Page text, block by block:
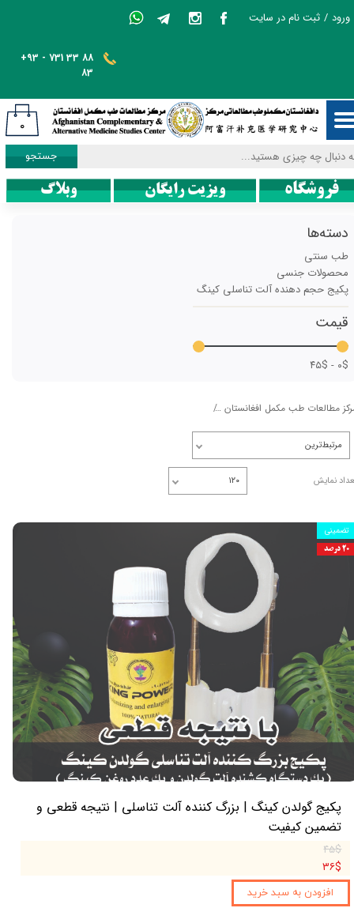
+93 - 731 33 88
83
ورود / ثبت نام در سایت
سفارشات
خروج از حساب کاربری
۰
جستجو
فروشگاه وبلاگ ویزیت رایگان
مطالعات طب مکمل افغانستان
مرتبط‌ترین
نمایش ۱۲۰
پکیج گولدن کینگ | بزرگ کننده آلت تناسلی | نتیجه قطعی و
تضمین کیفیت
۴۵$
۳۶$
افزودن به سبد خرید
تضمینی
۲۰ درصد
دسته‌ها
طب سنتی
محصولات جنسی
پکیج حجم دهنده آلت تناسلی کینگ
قیمت
۰$ - ۴۵$